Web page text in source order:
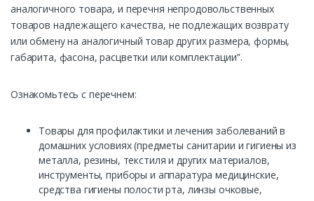
аналогичного товара, и перечня непродовольственных
товаров надлежащего качества, не подлежащих возврату
или обмену на аналогичный товар других размера, формы,
габарита, фасона, расцветки или комплектации”.
Ознакомьтесь с перечнем:
Товары для профилактики и лечения заболеваний в
домашних условиях (предметы санитарии и гигиены из
металла, резины, текстиля и других материалов,
инструменты, приборы и аппаратура медицинские,
средства гигиены полости рта, линзы очковые,